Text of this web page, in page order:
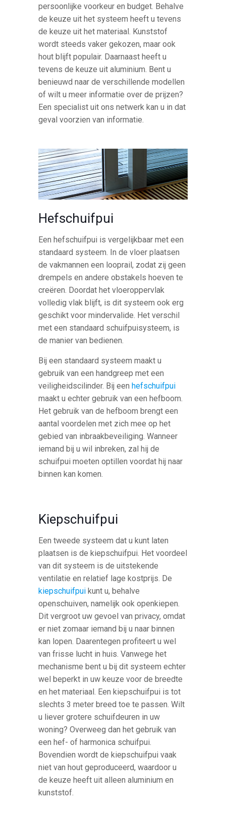
persoonlijke voorkeur en budget. Behalve
de keuze uit het systeem heeft u tevens
de keuze uit het materiaal. Kunststof
wordt steeds vaker gekozen, maar ook
hout blijft populair. Daarnaast heeft u
tevens de keuze uit aluminium. Bent u
benieuwd naar de verschillende modellen
of wilt u meer informatie over de prijzen?
Een specialist uit ons netwerk kan u in dat
geval voorzien van informatie.
Hefschuifpui
Een hefschuifpui is vergelijkbaar met een
standaard systeem. In de vloer plaatsen
de vakmannen een looprail, zodat zij geen
drempels en andere obstakels hoeven te
creëren. Doordat het vloeroppervlak
volledig vlak blijft, is dit systeem ook erg
geschikt voor mindervalide. Het verschil
met een standaard schuifpuisysteem, is
de manier van bedienen.
Bij een standaard systeem maakt u
gebruik van een handgreep met een
veiligheidscilinder. Bij een hefschuifpui
maakt u echter gebruik van een hefboom.
Het gebruik van de hefboom brengt een
aantal voordelen met zich mee op het
gebied van inbraakbeveiliging. Wanneer
iemand bij u wil inbreken, zal hij de
schuifpui moeten optillen voordat hij naar
binnen kan komen.
Kiepschuifpui
Een tweede systeem dat u kunt laten
plaatsen is de kiepschuifpui. Het voordeel
van dit systeem is de uitstekende
ventilatie en relatief lage kostprijs. De
kiepschuifpui kunt u, behalve
openschuiven, namelijk ook openkiepen.
Dit vergroot uw gevoel van privacy, omdat
er niet zomaar iemand bij u naar binnen
kan lopen. Daarentegen profiteert u wel
van frisse lucht in huis. Vanwege het
mechanisme bent u bij dit systeem echter
wel beperkt in uw keuze voor de breedte
en het materiaal. Een kiepschuifpui is tot
slechts 3 meter breed toe te passen. Wilt
u liever grotere schuifdeuren in uw
woning? Overweeg dan het gebruik van
een hef- of harmonica schuifpui.
Bovendien wordt de kiepschuifpui vaak
niet van hout geproduceerd, waardoor u
de keuze heeft uit alleen aluminium en
kunststof.